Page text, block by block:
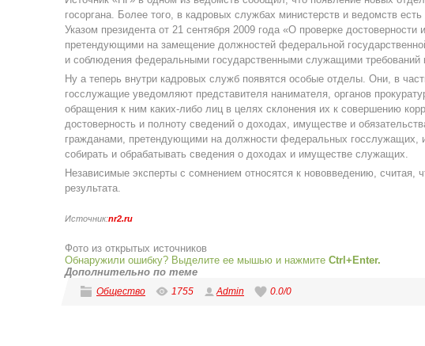
госоргана. Более того, в кадровых службах министерств и ведомств
Указом президента от 21 сентября 2009 года «О проверке
претендующими на замещение должностей федеральной
и соблюдения федеральными государственными служащими
Ну а теперь внутри кадровых служб появятся особые отделы. Они, в
госслужащие уведомляют представителя нанимателя, органов
обращения к ним каких-либо лиц в целях склонения их к совершению
достоверность и полноту сведений о доходах, имуществе и
гражданами, претендующими на должности федеральных госслужащих,
собирать и обрабатывать сведения о доходах и имуществе служащих.
Независимые эксперты с сомнением относятся к нововведению, считая,
результата.
Источник:nr2.ru
Фото из открытых источников
Обнаружили ошибку? Выделите ее мышью и нажмите Ctrl+Enter.
Дополнительно по теме
Общество 1755 Admin 0.0/0